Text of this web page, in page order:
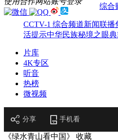
综合
CCTV-1 综合频道新闻联播
活提示中华民族秘境之眼
片库
4K专区
听音
热榜
微视频
分享 手机看
《绿水青山看中国》 收藏